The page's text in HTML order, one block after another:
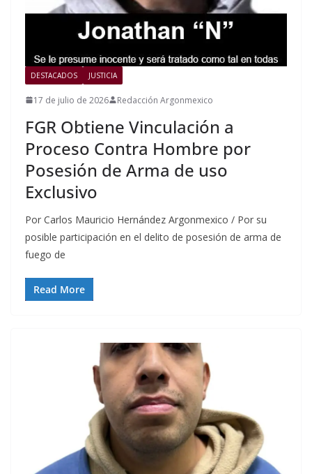
DESTACADOS JUSTICIA
17 de julio de 2026 Redacción Argonmexico
FGR Obtiene Vinculación a
Proceso Contra Hombre por
Posesión de Arma de uso
Exclusivo
Por Carlos Mauricio Hernández Argonmexico / Por su
posible participación en el delito de posesión de arma de
fuego de
Read More